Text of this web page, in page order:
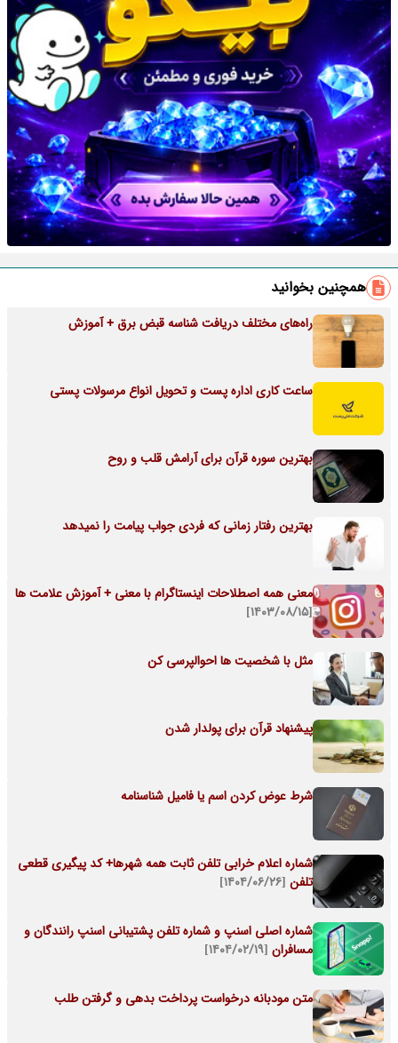
همچنین بخوانید
راه‌های مختلف دریافت شناسه قبض برق + آموزش
ساعت کاری اداره پست و تحویل انواع مرسولات پستی
بهترین سوره قرآن برای آرامش قلب و روح
بهترین رفتار زمانی که فردی جواب پیامت را نمیدهد
معنی همه اصطلاحات اینستاگرام با معنی + آموزش علامت ها
[۱۴۰۳/۰۸/۱۵]
مثل با شخصیت ها احوالپرسی کن
پیشنهاد قرآن برای پولدار شدن
شرط عوض کردن اسم یا فامیل شناسنامه
شماره اعلام خرابی تلفن ثابت همه شهرها+ کد پیگیری قطعی
تلفن [۱۴۰۴/۰۶/۲۶]
شماره اصلی اسنپ و شماره تلفن پشتیبانی اسنپ رانندگان و
مسافران [۱۴۰۴/۰۲/۱۹]
متن مودبانه درخواست پرداخت بدهی و گرفتن طلب